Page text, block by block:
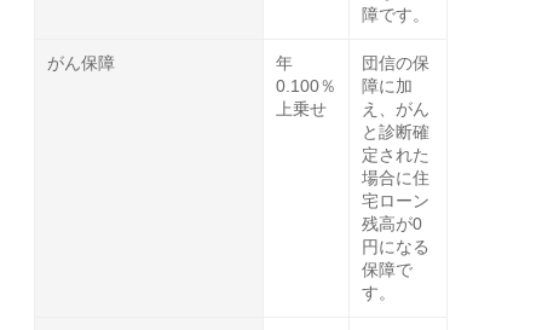
障です。
がん保障
年
0.100％
上乗せ
団信の保
障に加
え、がん
と診断確
定された
場合に住
宅ローン
残高が0
円になる
保障で
す。